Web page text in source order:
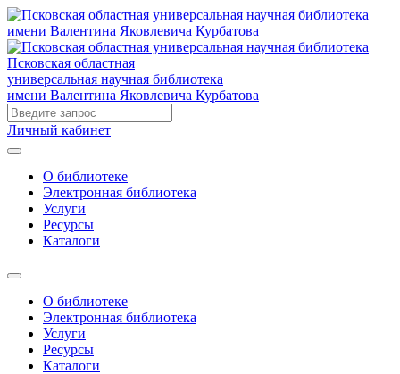
Псковская областная
универсальная научная библиотека
имени Валентина Яковлевича Курбатова
Личный кабинет
О библиотеке
Электронная библиотека
Услуги
Ресурсы
Каталоги
О библиотеке
Электронная библиотека
Услуги
Ресурсы
Каталоги